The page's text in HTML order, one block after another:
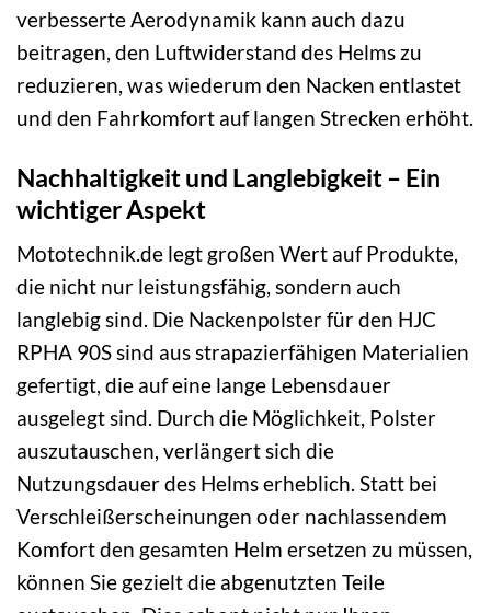
verbesserte Aerodynamik kann auch dazu
beitragen, den Luftwiderstand des Helms zu
reduzieren, was wiederum den Nacken entlastet
und den Fahrkomfort auf langen Strecken erhöht.
Nachhaltigkeit und Langlebigkeit – Ein
wichtiger Aspekt
Mototechnik.de legt großen Wert auf Produkte,
die nicht nur leistungsfähig, sondern auch
langlebig sind. Die Nackenpolster für den HJC
RPHA 90S sind aus strapazierfähigen Materialien
gefertigt, die auf eine lange Lebensdauer
ausgelegt sind. Durch die Möglichkeit, Polster
auszutauschen, verlängert sich die
Nutzungsdauer des Helms erheblich. Statt bei
Verschleißerscheinungen oder nachlassendem
Komfort den gesamten Helm ersetzen zu müssen,
können Sie gezielt die abgenutzten Teile